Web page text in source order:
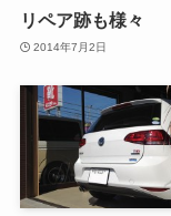
リペア跡も様々
2014年7月2日